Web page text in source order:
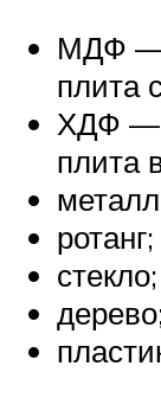
МДФ —
плита
ХДФ —
плита
ротанг;
стекло;